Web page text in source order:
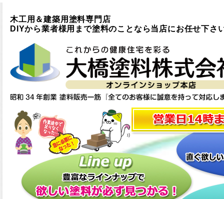
木工用＆建築用塗料専門店
DIYから業者様用まで塗料のことなら当店にお任せ下さ